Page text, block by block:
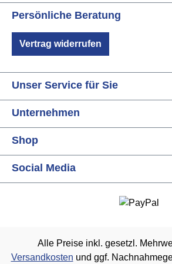
Persönliche Beratung
Vertrag widerrufen
Unser Service für Sie
Unternehmen
Shop
Social Media
Alle Preise inkl. gesetzl.
Versandkosten und ggf.